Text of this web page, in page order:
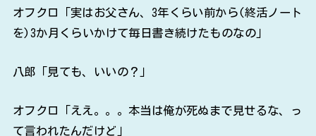
オフクロ「実はお父さん、3年くらい前から(終活ノート
を)3か月くらいかけて毎日書き続けたものなの」
八郎「見ても、いいの？」
オフクロ「ええ。。。本当は俺が死ぬまで見せるな、っ
て言われたんだけど」